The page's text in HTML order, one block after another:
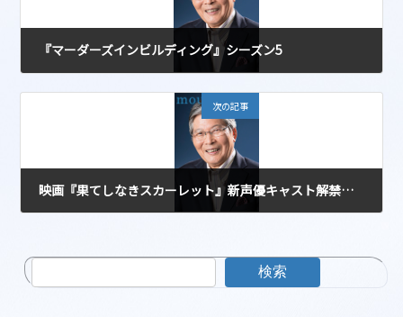
『マーダーズインビルディング』シーズン5
次の記事
映画『果てしなきスカーレット』新声優キャスト解禁！羽佐間道夫ほか
検索